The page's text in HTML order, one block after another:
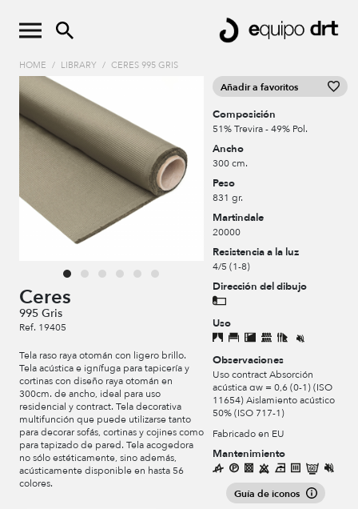
HOME / LIBRARY / CERES 995 GRIS
Ceres
995 Gris
Ref. 19405
Tela raso raya otomán con ligero brillo.
Tela acústica e ignífuga para tapicería y
cortinas con diseño raya otomán en
300cm. de ancho, ideal para uso
residencial y contract. Tela decorativa
multifunción que puede utilizarse tanto
para decorar sofás, cortinas y cojines como
para tapizado de pared. Tela acogedora
no sólo estéticamente, sino además,
acústicamente disponible en hasta 56
colores.
Añadir a favoritos
Composición
51% Trevira - 49% Pol.
Ancho
300 cm.
Peso
831 gr.
Martindale
20000
Resistencia a la luz
4/5 (1-8)
Dirección del dibujo
Uso
Observaciones
Uso contract Absorción
acústica αw = 0,6 (0-1) (ISO
11654) Aislamiento acústico
50% (ISO 717-1)
Fabricado en EU
Mantenimiento
Guía de iconos